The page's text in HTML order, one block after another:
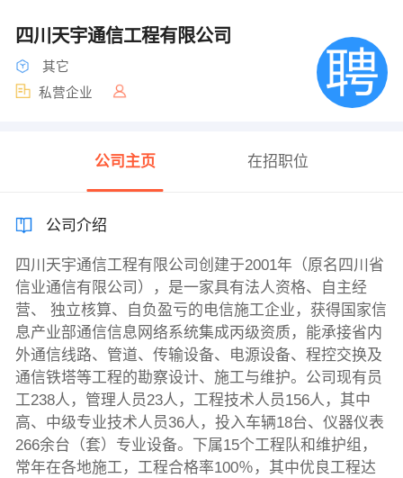
四川天宇通信工程有限公司
其它
私营企业
公司主页 在招职位
公司介绍
四川天宇通信工程有限公司创建于2001年（原名四川省
信业通信有限公司），是一家具有法人资格、自主经
营、 独立核算、自负盈亏的电信施工企业，获得国家信
息产业部通信信息网络系统集成丙级资质，能承接省内
外通信线路、管道、传输设备、电源设备、程控交换及
通信铁塔等工程的勘察设计、施工与维护。公司现有员
工238人，管理人员23人，工程技术人员156人，其中
高、中级专业技术人员36人，投入车辆18台、仪器仪表
266余台（套）专业设备。下属15个工程队和维护组，
常年在各地施工，工程合格率100％，其中优良工程达